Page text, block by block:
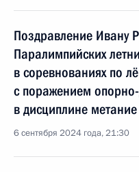
Поздравление Ивану
Паралимпийских
в соревнованиях по
с поражением
в дисциплине
6 сентября 2024 года, 21:30